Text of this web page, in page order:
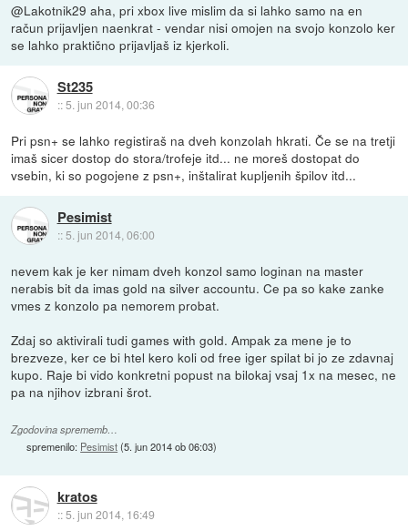
@Lakotnik29 aha, pri xbox live mislim da si lahko samo na en
račun prijavljen naenkrat - vendar nisi omojen na svojo konzolo ker
se lahko praktično prijavljaš iz kjerkoli.
St235
::5. jun 2014, 00:36
Pri psn+ se lahko registiraš na dveh konzolah hkrati. Če se na tretji
imaš sicer dostop do stora/trofeje itd... ne moreš dostopat do
vsebin, ki so pogojene z psn+, inštalirat kupljenih špilov itd...
Pesimist
:: 5. jun 2014, 06:00
nevem kak je ker nimam dveh konzol samo loginan na master
nerabis bit da imas gold na silver accountu. Ce pa so kake zanke
vmes z konzolo pa nemorem probat.
Zdaj so aktivirali tudi games with gold. Ampak za mene je to
brezveze, ker ce bi htel kero koli od free iger spilat bi jo ze zdavnaj
kupo. Raje bi vido konkretni popust na bilokaj vsaj 1x na mesec, ne
pa na njihov izbrani šrot.
Zgodovina sprememb…
spremenilo: Pesimist(5. jun 2014 ob 06:03)
kratos
::5. jun 2014, 16:49